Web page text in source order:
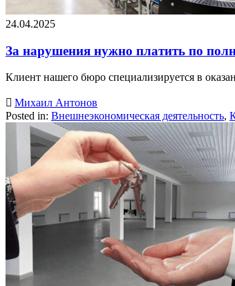
24.04.2025
За нарушения нужно платить по
Клиент нашего бюро специализируется в
 Михаил Антонов
Posted in: Внешнеэкономическая деятельность,